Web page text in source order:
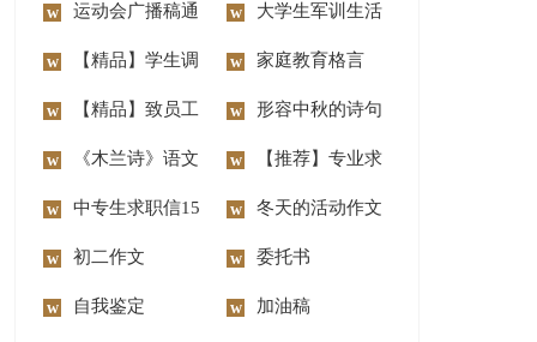
运动会广播稿通
用15篇
大学生军训生活
心得体会
【精品】学生调
查报告集合六篇
家庭教育格言
【精品】致员工
家属的慰问信3篇
形容中秋的诗句
《木兰诗》语文
教案
【推荐】专业求
职信模板合集六篇
中专生求职信15
篇
冬天的活动作文
初二作文 委托书
自我鉴定 加油稿